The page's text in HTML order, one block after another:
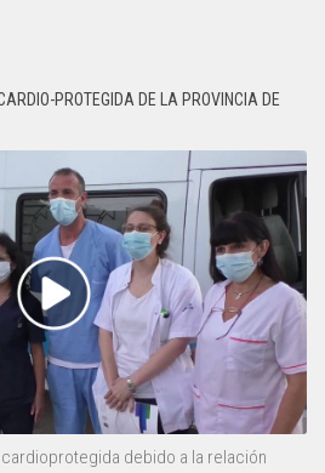
PROTEGIDA DE LA PROVINCIA DE
debido a la relación